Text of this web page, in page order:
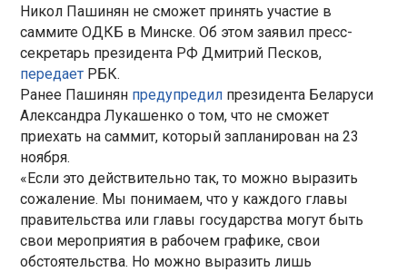
Никол Пашинян не сможет принять участие в
саммите ОДКБ в Минске. Об этом заявил пресс-
секретарь президента РФ Дмитрий Песков,
передает РБК.
Ранее Пашинян предупредил президента Беларуси
Александра Лукашенко о том, что не сможет
приехать на саммит, который запланирован на 23
ноября.
«Если это действительно так, то можно выразить
сожаление. Мы понимаем, что у каждого главы
правительства или главы государства могут быть
свои мероприятия в рабочем графике, свои
обстоятельства. Но можно выразить лишь